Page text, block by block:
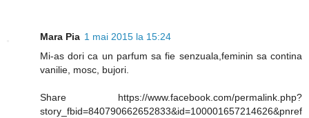
Mara Pia 1 mai 2015 la 15:24
Mi-as dori ca un parfum sa fie senzuala,feminin sa contina
vanilie, mosc, bujori.
Share https://www.facebook.com/permalink.php?
story_fbid=840790662652833&id=100001657214626&pnref